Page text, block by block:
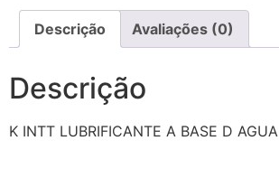
Descrição Avaliações (0)
Descrição
K INTT LUBRIFICANTE A BASE D AGUA